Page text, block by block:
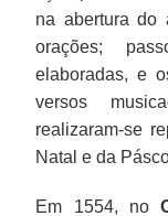
na abertura do
orações;
elaboradas, e
versos
realizaram-se
Natal e da
Em 1554, no